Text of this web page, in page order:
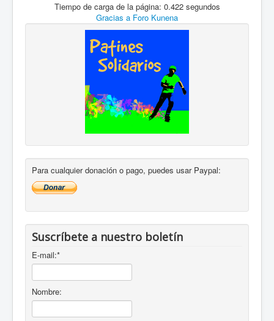
Tiempo de carga de la página: 0.422 segundos
Gracias a Foro Kunena
Para cualquier donación o pago, puedes usar Paypal:
Suscríbete a nuestro boletín
E-mail:*
Nombre: